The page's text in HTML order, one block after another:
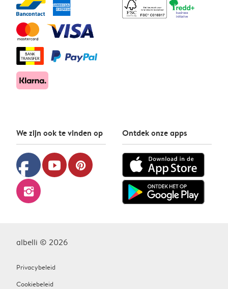
We zijn ook te vinden op
facebook youtube pinterest
instagram
Ontdek onze apps
albelli © 2026
Privacybeleid
Cookiebeleid